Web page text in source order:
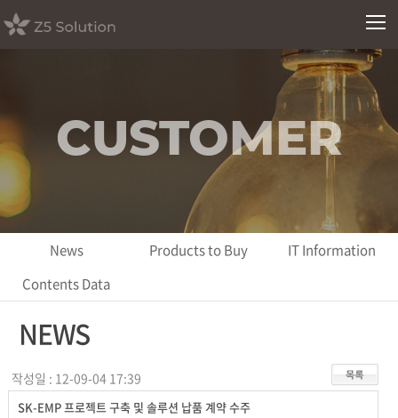
CUSTOMER
News Products to Buy
IT Information
Contents Data
NEWS
작성일 : 12-09-04 17:39
SK-EMP 프로젝트 구축 및 솔루션 납품 계약 수주